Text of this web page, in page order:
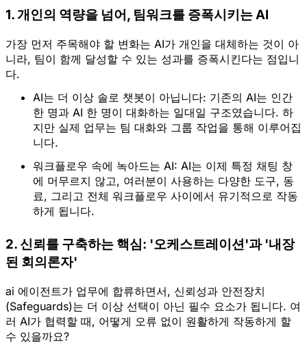
1. 개인의 역량을 넘어, 팀워크를 증폭시키는 AI
가장 먼저 주목해야 할 변화는 AI가 개인을 대체하는 것이 아
니라, 팀이 함께 달성할 수 있는 성과를 증폭시킨다는 점입니
다.
AI는 더 이상 솔로 챗봇이 아닙니다: 기존의 AI는 인간
한 명과 AI 한 명이 대화하는 일대일 구조였습니다. 하
지만 실제 업무는 팀 대화와 그룹 작업을 통해 이루어집
니다.
워크플로우 속에 녹아드는 AI: AI는 이제 특정 채팅 창
에 머무르지 않고, 여러분이 사용하는 다양한 도구, 동
료, 그리고 전체 워크플로우 사이에서 유기적으로 작동
하게 됩니다.
2. 신뢰를 구축하는 핵심: '오케스트레이션'과 '내장
된 회의론자'
ai 에이전트가 업무에 합류하면서, 신뢰성과 안전장치
(Safeguards)는 더 이상 선택이 아닌 필수 요소가 됩니다. 여
러 AI가 협력할 때, 어떻게 오류 없이 원활하게 작동하게 할
수 있을까요?